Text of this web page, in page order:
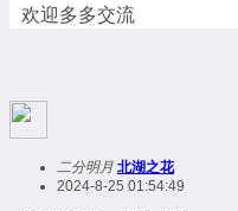
欢迎多多交流
二分明月 北湖之花
2024-8-25 01:54:49